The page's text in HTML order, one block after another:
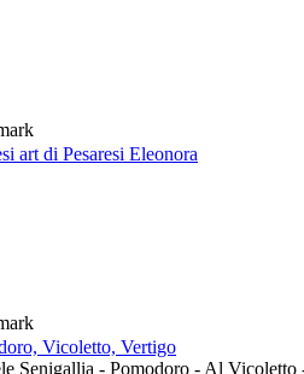
art di Pesaresi Eleonora
Vicoletto, Vertigo
Senigallia - Pomodoro - Al Vicoletto